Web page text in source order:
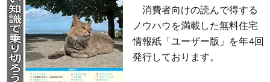
消費者向けの読んで得する
ノウハウを満載した無料住宅
情報紙「ユーザー版」を年4回
発行しております。